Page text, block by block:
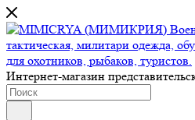
Интернет-магазин